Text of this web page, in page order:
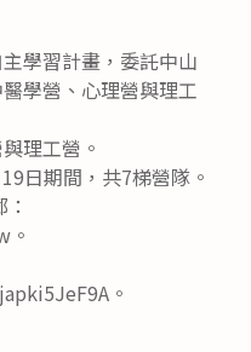
學習計畫，委託中山
學營、心理營與理工
理工營。
日期間，共7梯營隊。
。